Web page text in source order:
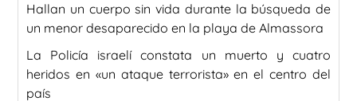
Hallan un cuerpo sin vida durante la búsqueda de
un menor desaparecido en la playa de Almassora
La Policía israelí constata un muerto y cuatro
heridos en «un ataque terrorista» en el centro del
país